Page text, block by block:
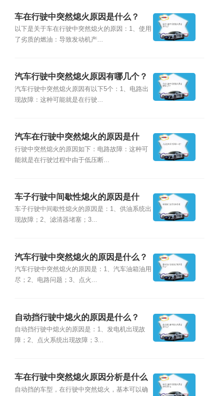
车在行驶中突然熄火原因是什么？
以下是关于车在行驶中突然熄火的原因：1、使用
了劣质的燃油：导致发动机产...
汽车行驶中突然熄火原因有哪几个？
汽车行驶中突然熄火原因有以下5个：1、电路出
现故障：这种可能就是在行驶...
汽车在行驶中突然熄火的原因是什
么？
行驶中突然熄火的原因如下：电路故障：这种可
能就是在行驶过程中由于低压断...
车子行驶中间歇性熄火的原因是什
么？
车子行驶中间歇性熄火的原因是：1、供油系统出
现故障；2、滤清器堵塞；3...
汽车行驶中突然熄火的原因是什么？
汽车行驶中突然熄火的原因是：1、汽车油箱油用
尽；2、电路问题；3、点火...
自动挡行驶中熄火的原因是什么？
自动挡行驶中熄火的原因是：1、发电机出现故
障；2、点火系统出现故障；3...
车在行驶中突然熄火原因分析是什么
自动挡的车型，在行驶中突然熄火，基本可以确